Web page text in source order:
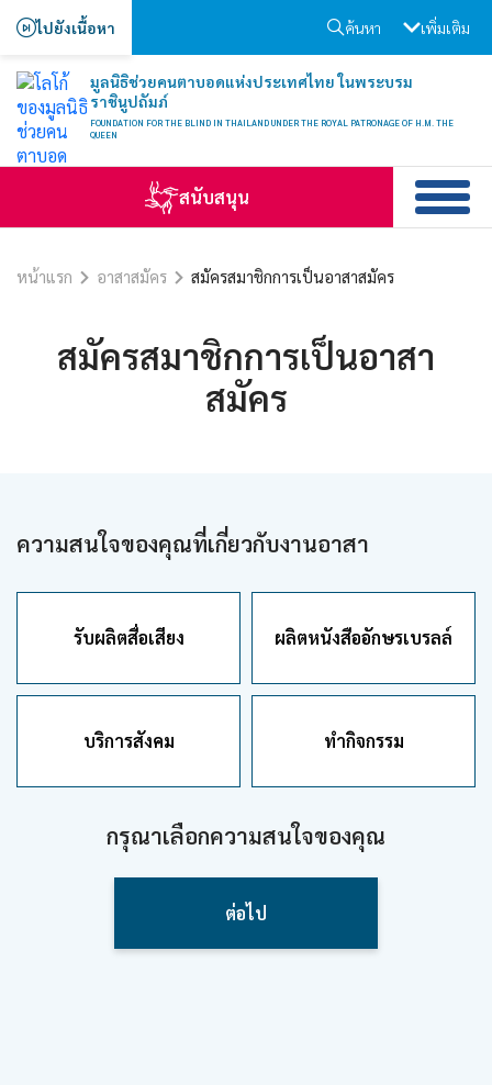
ไปยังเนื้อหา ค้นหา เพิ่มเติม
มูลนิธิช่วยคนตาบอดแห่งประเทศไทย ในพระบรม
ราชินูปถัมภ์
FOUNDATION FOR THE BLIND IN THAILAND UNDER THE ROYAL PATRONAGE OF H.M. THE
QUEEN
สนับสนุน
หน้าแรก อาสาสมัคร สมัครสมาชิกการเป็นอาสาสมัคร
สมัครสมาชิกการเป็นอาสา
สมัคร
ความสนใจของคุณที่เกี่ยวกับงานอาสา
รับผลิตสื่อเสียง ผลิตหนังสืออักษรเบรลล์
บริการสังคม ทำกิจกรรม
กรุณาเลือกความสนใจของคุณ
ต่อไป